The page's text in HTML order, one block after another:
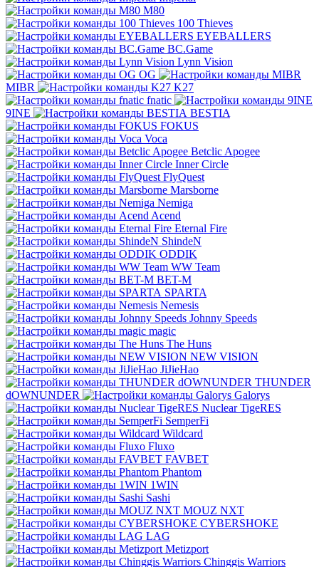
M80
100 Thieves
EYEBALLERS
BC.Game
Lynn Vision
OG
MIBR
K27
fnatic
9INE
BESTIA
FOKUS
Voca
Betclic Apogee
Inner Circle
FlyQuest
Marsborne
Nemiga
Acend
Eternal Fire
ShindeN
ODDIK
WW Team
BET-M
SPARTA
Nemesis
Johnny Speeds
magic
The Huns
NEW VISION
JiJieHao
THUNDER
dOWNUNDER
Galorys
Nuclear TigeRES
SemperFi
Wildcard
Fluxo
FAVBET
Phantom
1WIN
Sashi
MOUZ NXT
CYBERSHOKE
LAG
Metizport
Chinggis Warriors